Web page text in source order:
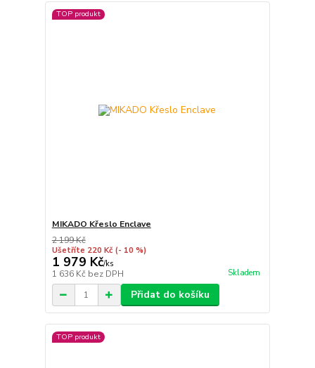
TOP produkt
MIKADO Křeslo Enclave
2 199 Kč
Ušetříte 220 Kč (- 10 %)
1 979 Kč/ks
1 636 Kč bez DPH Skladem
Přidat do košíku
TOP produkt